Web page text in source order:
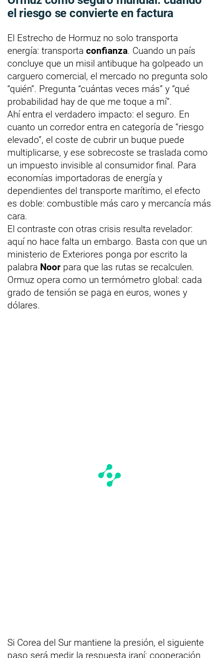
el riesgo se convierte en factura
El Estrecho de Hormuz no solo transporta
energía: transporta confianza. Cuando un país
concluye que un misil antibuque ha golpeado un
carguero comercial, el mercado no pregunta solo
“quién”. Pregunta “cuántas veces más” y “qué
probabilidad hay de que me toque a mí”.
Ahí entra el verdadero impacto: el seguro. En
cuanto un corredor entra en categoría de “riesgo
elevado”, el coste de cubrir un buque puede
multiplicarse, y ese sobrecoste se traslada como
un impuesto invisible al consumidor final. Para
economías importadoras de energía y
dependientes del transporte marítimo, el efecto
es doble: combustible más caro y mercancía más
cara.
El contraste con otras crisis resulta revelador:
aquí no hace falta un embargo. Basta con que un
ministerio de Exteriores ponga por escrito la
palabra Noor para que las rutas se recalculen.
Ormuz opera como un termómetro global: cada
grado de tensión se paga en euros, wones y
dólares.
Si Corea del Sur mantiene la presión, el siguiente
paso será medir la respuesta iraní: cooperación